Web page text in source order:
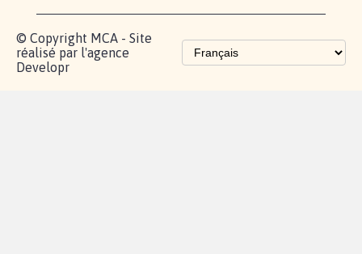
© Copyright MCA - Site
réalisé par l'agence
Developr